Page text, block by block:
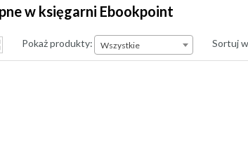
w księgarni Ebookpoint
Pokaż produkty: Wszystkie Sortuj